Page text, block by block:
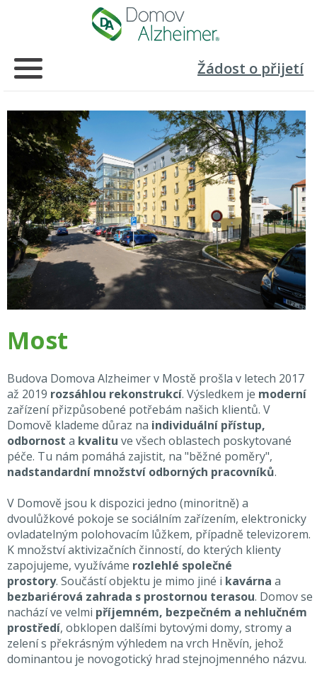
Žádost o přijetí
Most
Budova Domova Alzheimer v Mostě prošla v letech 2017
až 2019 rozsáhlou rekonstrukcí. Výsledkem je moderní
zařízení přizpůsobené potřebám našich klientů. V
Domově klademe důraz na individuální přístup,
odbornost a kvalitu ve všech oblastech poskytované
péče. Tu nám pomáhá zajistit, na "běžné poměry",
nadstandardní množství odborných pracovníků.
V Domově jsou k dispozici jedno (minoritně) a
dvoulůžkové pokoje se sociálním zařízením, elektronicky
ovladatelným polohovacím lůžkem, případně televizorem.
K množství aktivizačních činností, do kterých klienty
zapojujeme, využíváme rozlehlé společné
prostory. Součástí objektu je mimo jiné i kavárna a
bezbariérová zahrada s prostornou terasou. Domov se
nachází ve velmi příjemném, bezpečném a nehlučném
prostředí, obklopen dalšími bytovými domy, stromy a
zelení s překrásným výhledem na vrch Hněvín, jehož
dominantou je novogotický hrad stejnojmenného názvu.